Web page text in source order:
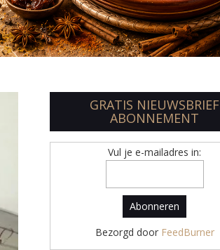
GRATIS NIEUWSBRIEF
ABONNEMENT
Vul je e-mailadres in:
Bezorgd door FeedBurner